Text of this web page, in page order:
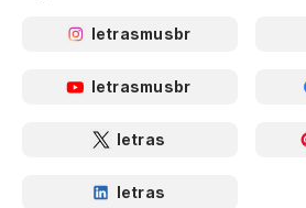
letrasmusbr
letrasmusbr
letras
letras